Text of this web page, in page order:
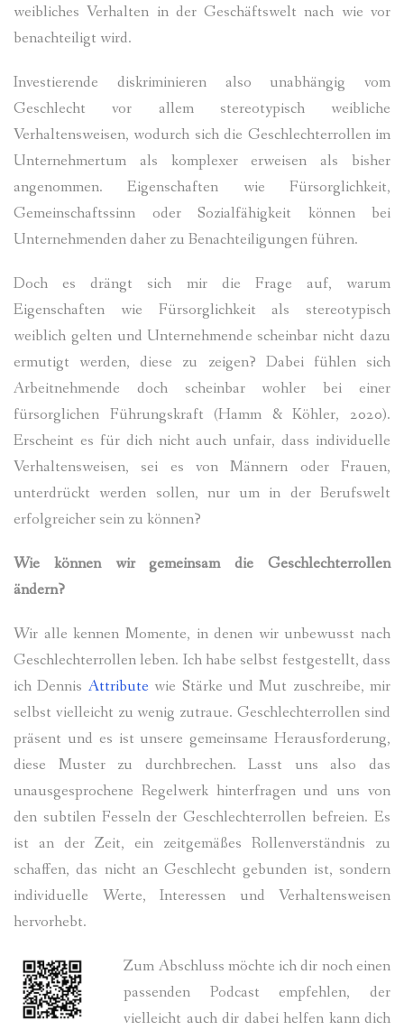
weibliches Verhalten in der Geschäftswelt nach wie vor
benachteiligt wird.
Investierende diskriminieren also unabhängig vom
Geschlecht vor allem stereotypisch weibliche
Verhaltensweisen, wodurch sich die Geschlechterrollen im
Unternehmertum als komplexer erweisen als bisher
angenommen. Eigenschaften wie Fürsorglichkeit,
Gemeinschaftssinn oder Sozialfähigkeit können bei
Unternehmenden daher zu Benachteiligungen führen.
Doch es drängt sich mir die Frage auf, warum
Eigenschaften wie Fürsorglichkeit als stereotypisch
weiblich gelten und Unternehmende scheinbar nicht dazu
ermutigt werden, diese zu zeigen? Dabei fühlen sich
Arbeitnehmende doch scheinbar wohler bei einer
fürsorglichen Führungskraft (Hamm & Köhler, 2020).
Erscheint es für dich nicht auch unfair, dass individuelle
Verhaltensweisen, sei es von Männern oder Frauen,
unterdrückt werden sollen, nur um in der Berufswelt
erfolgreicher sein zu können?
Wie können wir gemeinsam die Geschlechterrollen
ändern?
Wir alle kennen Momente, in denen wir unbewusst nach
Geschlechterrollen leben. Ich habe selbst festgestellt, dass
ich Dennis Attribute wie Stärke und Mut zuschreibe, mir
selbst vielleicht zu wenig zutraue. Geschlechterrollen sind
präsent und es ist unsere gemeinsame Herausforderung,
diese Muster zu durchbrechen. Lasst uns also das
unausgesprochene Regelwerk hinterfragen und uns von
den subtilen Fesseln der Geschlechterrollen befreien. Es
ist an der Zeit, ein zeitgemäßes Rollenverständnis zu
schaffen, das nicht an Geschlecht gebunden ist, sondern
individuelle Werte, Interessen und Verhaltensweisen
hervorhebt.
Zum Abschluss möchte ich dir noch einen
passenden Podcast empfehlen, der
vielleicht auch dir dabei helfen kann dich